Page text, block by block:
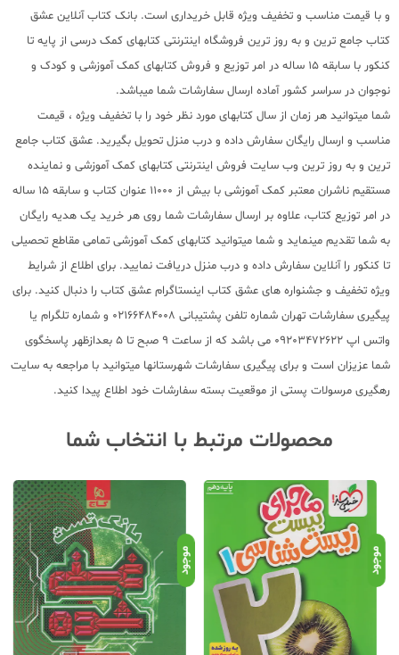
و با قیمت مناسب و تخفیف ویژه قابل خریداری است. بانک کتاب آنلاین عشق
کتاب جامع ترین و به روز ترین فروشگاه اینترنتی کتابهای کمک درسی از پایه تا
کنکور با سابقه 15 ساله در امر توزیع و فروش کتابهای کمک آموزشی و کودک و
نوجوان در سراسر کشور آماده ارسال سفارشات شما میباشد.
شما میتوانید هر زمان از سال کتابهای مورد نظر خود را با تخفیف ویژه ، قیمت
مناسب و ارسال رایگان سفارش داده و درب منزل تحویل بگیرید. عشق کتاب جامع
ترین و به روز ترین وب سایت فروش اینترنتی کتابهای کمک آموزشی و نماینده
مستقیم ناشران معتبر کمک آموزشی با بیش از 11000 عنوان کتاب و سابقه 15 ساله
در امر توزیع کتاب، علاوه بر ارسال سفارشات شما روی هر خرید یک هدیه رایگان
به شما تقدیم مینماید و شما میتوانید کتابهای کمک آموزشی تمامی مقاطع تحصیلی
تا کنکور را آنلاین سفارش داده و درب منزل دریافت نمایید. برای اطلاع از شرایط
ویژه تخفیف و جشنواره های عشق کتاب اینستاگرام عشق کتاب را دنبال کنید. برای
پیگیری سفارشات تهران شماره تلفن پشتیبانی 02166484008 و شماره تلگرام یا
واتس اپ 09203472622 می باشد که از ساعت 9 صبح تا 5 بعدازظهر پاسخگوی
شما عزیزان است و برای پیگیری سفارشات شهرستانها میتوانید با مراجعه به سایت
رهگیری مرسولات پستی از موقعیت بسته سفارشات خود اطلاع پیدا کنید.
محصولات مرتبط با انتخاب شما
موجود موجود